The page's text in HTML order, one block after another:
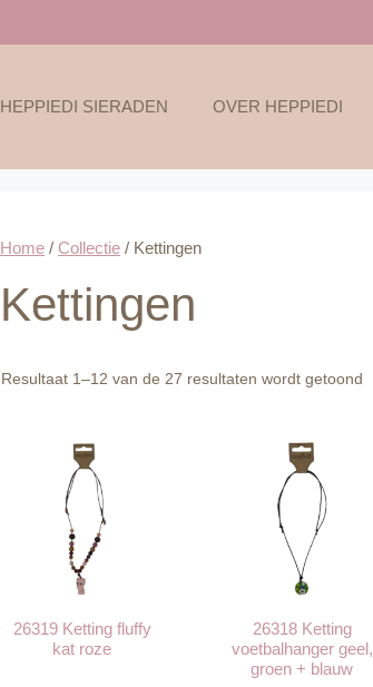
HEPPIEDI SIERADEN OVER HEPPIEDI
Home / Collectie / Kettingen
Kettingen
Resultaat 1–12 van de 27 resultaten wordt getoond
26319 Ketting fluffy
kat roze
26318 Ketting
voetbalhanger geel,
groen + blauw